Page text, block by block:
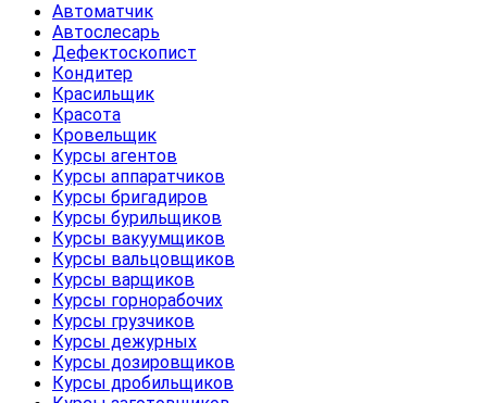
Автоматчик
Автослесарь
Дефектоскопист
Кондитер
Красильщик
Красота
Кровельщик
Курсы агентов
Курсы аппаратчиков
Курсы бригадиров
Курсы бурильщиков
Курсы вакуумщиков
Курсы вальцовщиков
Курсы варщиков
Курсы горнорабочих
Курсы грузчиков
Курсы дежурных
Курсы дозировщиков
Курсы дробильщиков